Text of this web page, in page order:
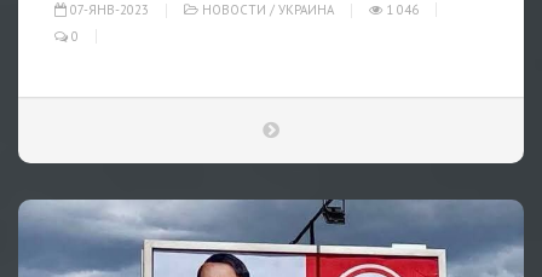
07-ЯНВ-2023 НОВОСТИ / УКРАИНА
1 046
0